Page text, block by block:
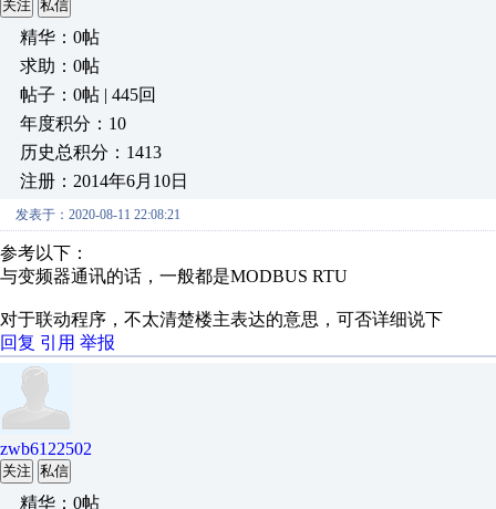
关注 私信
精华：0帖
求助：0帖
帖子：0帖 | 445回
年度积分：10
历史总积分：1413
注册：2014年6月10日
发表于：2020-08-11 22:08:21
参考以下：
与变频器通讯的话，一般都是MODBUS RTU
对于联动程序，不太清楚楼主表达的意思，可否详细说下
回复 引用 举报
zwb6122502
关注 私信
精华：0帖